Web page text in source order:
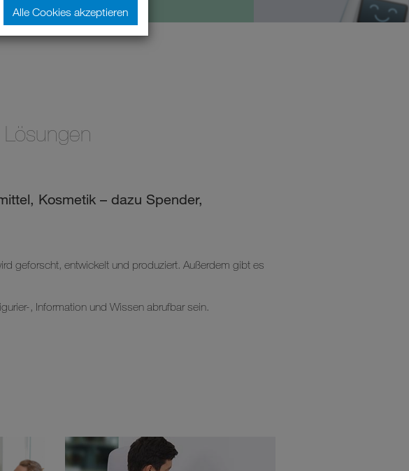
Kosmetik – dazu Spender,
geforscht, entwickelt und produziert. Außerdem gibt es
, Information und Wissen abrufbar sein.
Alle Cookies akzeptieren